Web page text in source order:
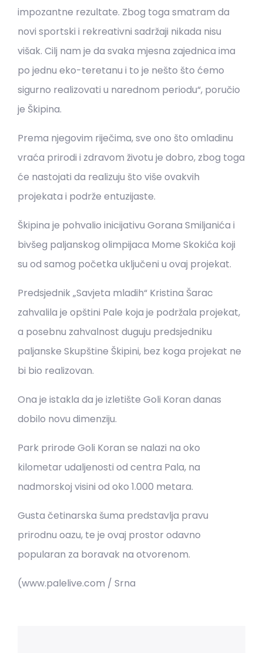
impozantne rezultate. Zbog toga smatram da
novi sportski i rekreativni sadržaji nikada nisu
višak. Cilj nam je da svaka mjesna zajednica ima
po jednu eko-teretanu i to je nešto što ćemo
sigurno realizovati u narednom periodu“, poručio
je Škipina.
Prema njegovim riječima, sve ono što omladinu
vraća prirodi i zdravom životu je dobro, zbog toga
će nastojati da realizuju što više ovakvih
projekata i podrže entuzijaste.
Škipina je pohvalio inicijativu Gorana Smiljanića i
bivšeg paljanskog olimpijaca Mome Skokića koji
su od samog početka uključeni u ovaj projekat.
Predsjednik „Savjeta mladih“ Kristina Šarac
zahvalila je opštini Pale koja je podržala projekat,
a posebnu zahvalnost duguju predsjedniku
paljanske Skupštine Škipini, bez koga projekat ne
bi bio realizovan.
Ona je istakla da je izletište Goli Koran danas
dobilo novu dimenziju.
Park prirode Goli Koran se nalazi na oko
kilometar udaljenosti od centra Pala, na
nadmorskoj visini od oko 1.000 metara.
Gusta četinarska šuma predstavlja pravu
prirodnu oazu, te je ovaj prostor odavno
popularan za boravak na otvorenom.
(www.palelive.com / Srna